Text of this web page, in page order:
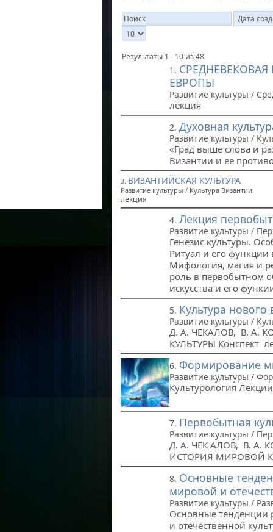
Результаты 1 - 10 из 48
1.
ЕВРОПЫ
Развитие культуры /
лекция
2. Духовная
Развитие культуры /
«Град выше слова и
Византии и ее
3. ВИЗАНТИЙСКАЯ КУЛЬТУРА
Развитие культуры / Культура Византии
лекция
4. Лекция
Развитие культуры /
Генезис культуры.
Ритуал и его
Мифология, магия и
роль в первобытном
искусства и его
5. Культура
Развитие культуры /
Д. А. ЧЕКАЛОВ, В. А.
КУЛЬТУРЫ Конспект
6. Формирование
Развитие культуры /
Культурология
7. Первобытная
Развитие культуры /
Д. А. ЧЕК АЛОВ, В. А.
ИСТОРИЯ МИРОВОЙ
8. Основные
мировой и
Развитие культуры /
Основные тенденции
и отечественной